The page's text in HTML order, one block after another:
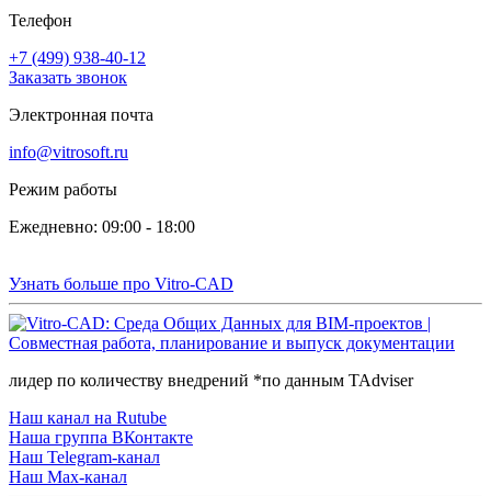
Телефон
+7 (499) 938-40-12
Заказать звонок
Электронная почта
info@vitrosoft.ru
Режим работы
Ежедневно: 09:00 - 18:00
Узнать больше про Vitro-CAD
лидер по количеству внедрений *по данным TAdviser
Наш канал на Rutube
Наша группа ВКонтакте
Наш Telegram-канал
Наш Max-канал